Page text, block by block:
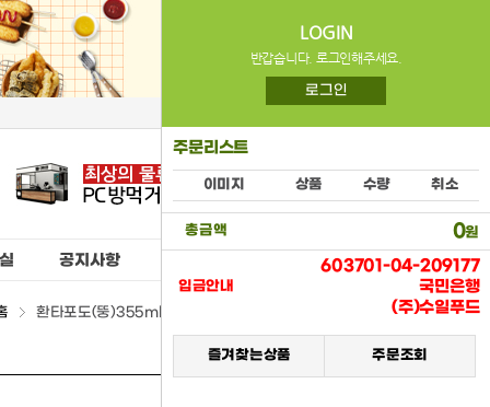
공지사항
환타포도(뚱)355ml캔(코카) > (01) 뚱캔음료류
LOGIN
반갑습니다. 로그인해주세요.
로그인
주문리스트
이미지 상품 수량 취소
총금액 0원
입금안내
603701-04-209177
국민은행
(주)수일푸드
즐겨찾는상품 주문조회